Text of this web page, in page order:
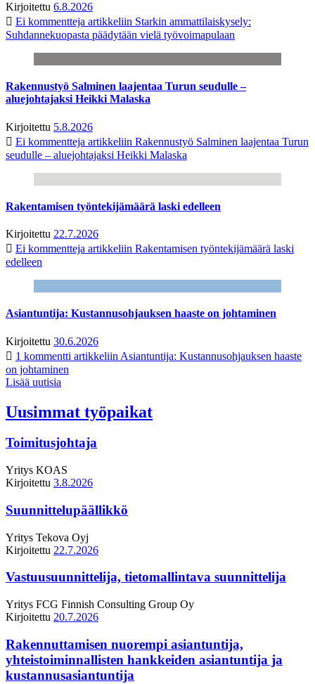
Kirjoitettu 6.8.2026
Ei kommentteja artikkeliin Starkin ammattilaiskysely:
Suhdannekuopasta päädytään vielä työvoimapulaan
Rakennustyö Salminen laajentaa Turun seudulle –
aluejohtajaksi Heikki Malaska
Kirjoitettu 5.8.2026
Ei kommentteja artikkeliin Rakennustyö Salminen laajentaa Turun
seudulle – aluejohtajaksi Heikki Malaska
Rakentamisen työntekijämäärä laski edelleen
Kirjoitettu 22.7.2026
Ei kommentteja artikkeliin Rakentamisen työntekijämäärä laski
edelleen
Asiantuntija: Kustannusohjauksen haaste on johtaminen
Kirjoitettu 30.6.2026
1 kommentti artikkeliin Asiantuntija: Kustannusohjauksen haaste
on johtaminen
Lisää uutisia
Uusimmat työpaikat
Toimitusjohtaja
Yritys KOAS
Kirjoitettu 3.8.2026
Suunnittelupäällikkö
Yritys Tekova Oyj
Kirjoitettu 22.7.2026
Vastuusuunnittelija, tietomallintava suunnittelija
Yritys FCG Finnish Consulting Group Oy
Kirjoitettu 20.7.2026
Rakennuttamisen nuorempi asiantuntija,
yhteistoiminnallisten hankkeiden asiantuntija ja
kustannusasiantuntija